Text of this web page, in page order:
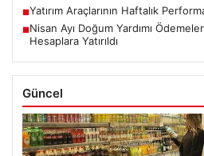
■Yatırım Araçlarının Haftalık
■Nisan Ayı Doğum Yardımı
Hesaplara Yatırıldı
Güncel